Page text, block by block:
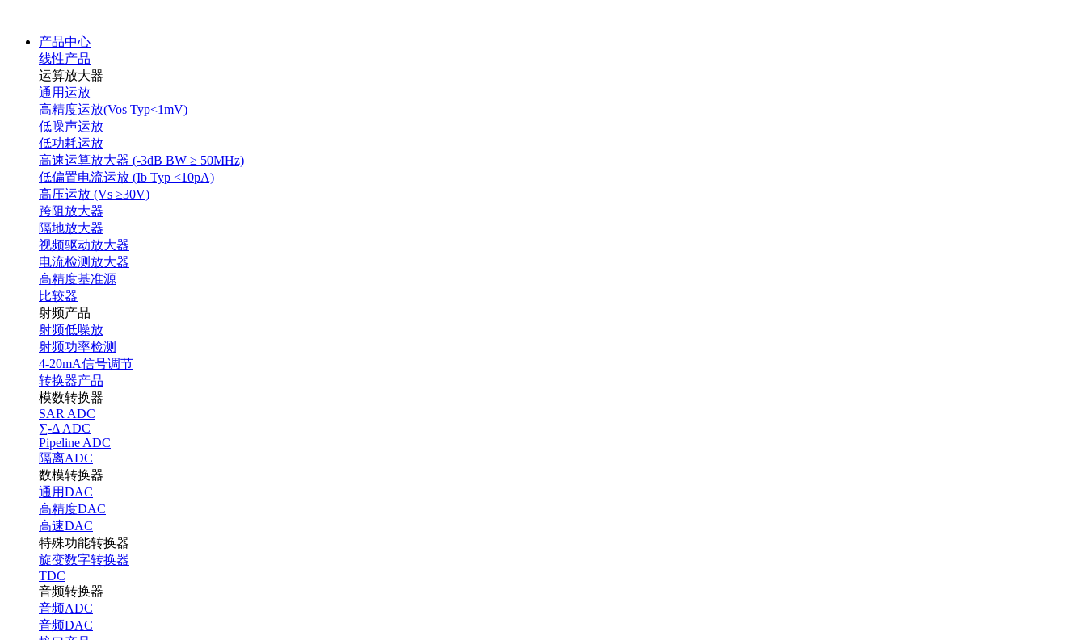
产品中心
线性产品
运算放大器
通用运放
高精度运放(Vos Typ<1mV)
低噪声运放
低功耗运放
高速运算放大器 (-3dB BW ≥ 50MHz)
低偏置电流运放 (Ib Typ <10pA)
高压运放 (Vs ≥30V)
跨阻放大器
隔地放大器
视频驱动放大器
电流检测放大器
高精度基准源
比较器
射频产品
射频低噪放
射频功率检测
4-20mA信号调节
转换器产品
模数转换器
SAR ADC
∑-Δ ADC
Pipeline ADC
隔离ADC
数模转换器
通用DAC
高精度DAC
高速DAC
特殊功能转换器
旋变数字转换器
TDC
音频转换器
音频ADC
音频DAC